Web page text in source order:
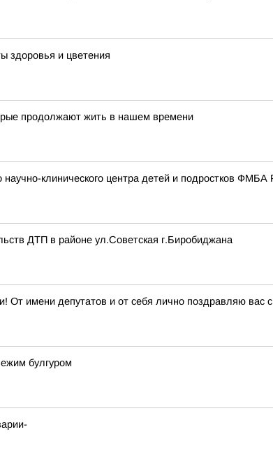
здоровья и цветения
продолжают жить в нашем времени
клинического центра детей и подростков ФМБА
ДТП в районе ул.Советская г.Биробиджана
От имени депутатов и от себя лично поздравляю
булгуром